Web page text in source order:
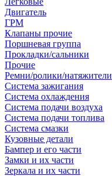
Двигатель
ГРМ
Клапаны прочие
Поршневая группа
Прокладки/сальники
Прочие
Ремни/ролики/натяжители
Система зажигания
Система охлаждения
Система подачи воздуха
Система подачи топлива
Система смазки
Кузовные детали
Бампер и его части
Замки и их части
Зеркала и их части